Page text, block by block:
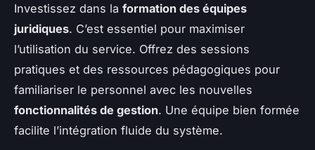
Investissez dans la formation des équipes
juridiques. C’est essentiel pour maximiser
l’utilisation du service. Offrez des sessions
pratiques et des ressources pédagogiques pour
familiariser le personnel avec les nouvelles
fonctionnalités de gestion. Une équipe bien formée
facilite l’intégration fluide du système.